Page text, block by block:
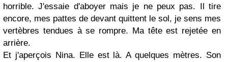
horrible. J'essaie d'aboyer mais je ne peux pas. Il tire
encore, mes pattes de devant quittent le sol, je sens mes
vertèbres tendues à se rompre. Ma tête est rejetée en
arrière.
Et j'aperçois Nina. Elle est là. A quelques mètres. Son